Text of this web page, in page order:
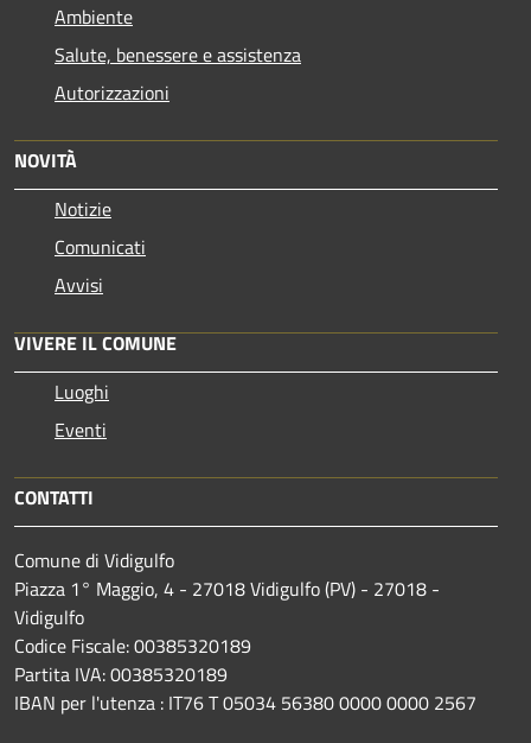
Ambiente
Salute, benessere e assistenza
Autorizzazioni
NOVITÀ
Notizie
Comunicati
Avvisi
VIVERE IL COMUNE
Luoghi
Eventi
CONTATTI
Comune di Vidigulfo
Piazza 1° Maggio, 4 - 27018 Vidigulfo (PV) - 27018 -
Vidigulfo
Codice Fiscale: 00385320189
Partita IVA: 00385320189
IBAN per l'utenza : IT76 T 05034 56380 0000 0000 2567